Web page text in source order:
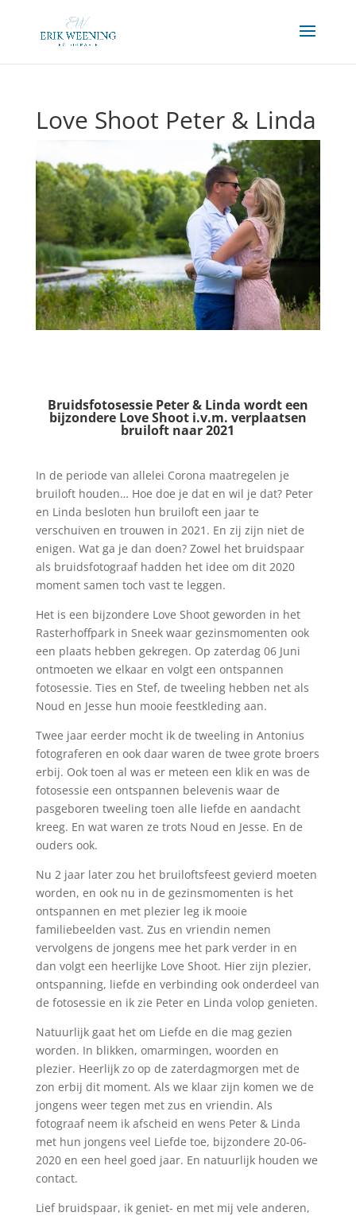
Love Shoot Peter & Linda
Bruidsfotosessie Peter & Linda wordt een
bijzondere Love Shoot i.v.m. verplaatsen
bruiloft naar 2021
In de periode van allelei Corona maatregelen je
bruiloft houden… Hoe doe je dat en wil je dat? Peter
en Linda besloten hun bruiloft een jaar te
verschuiven en trouwen in 2021. En zij zijn niet de
enigen. Wat ga je dan doen? Zowel het bruidspaar
als bruidsfotograaf hadden het idee om dit 2020
moment samen toch vast te leggen.
Het is een bijzondere Love Shoot geworden in het
Rasterhoffpark in Sneek waar gezinsmomenten ook
een plaats hebben gekregen. Op zaterdag 06 Juni
ontmoeten we elkaar en volgt een ontspannen
fotosessie. Ties en Stef, de tweeling hebben net als
Noud en Jesse hun mooie feestkleding aan.
Twee jaar eerder mocht ik de tweeling in Antonius
fotograferen en ook daar waren de twee grote broers
erbij. Ook toen al was er meteen een klik en was de
fotosessie een ontspannen belevenis waar de
pasgeboren tweeling toen alle liefde en aandacht
kreeg. En wat waren ze trots Noud en Jesse. En de
ouders ook.
Nu 2 jaar later zou het bruiloftsfeest gevierd moeten
worden, en ook nu in de gezinsmomenten is het
ontspannen en met plezier leg ik mooie
familiebeelden vast. Zus en vriendin nemen
vervolgens de jongens mee het park verder in en
dan volgt een heerlijke Love Shoot. Hier zijn plezier,
ontspanning, liefde en verbinding ook onderdeel van
de fotosessie en ik zie Peter en Linda volop genieten.
Natuurlijk gaat het om Liefde en die mag gezien
worden. In blikken, omarmingen, woorden en
plezier. Heerlijk zo op de zaterdagmorgen met de
zon erbij dit moment. Als we klaar zijn komen we de
jongens weer tegen met zus en vriendin. Als
fotograaf neem ik afscheid en wens Peter & Linda
met hun jongens veel Liefde toe, bijzondere 20-06-
2020 en een heel goed jaar. En natuurlijk houden we
contact.
Lief bruidspaar, ik geniet- en met mij vele anderen,